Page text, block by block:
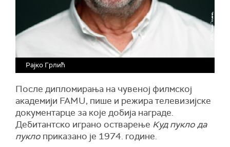
Рајко Грлић
После дипломирања на чувеној филмској
академији FAMU, пише и режира телевизијске
документарце за које добија награде.
Дебитантско играно остварење Kуд пукло да
пукло приказано је 1974. године.